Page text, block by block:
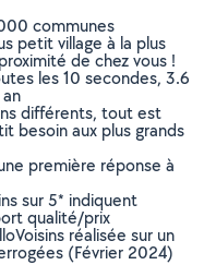
communes
petit village à la plus
de chez vous !
les 10 secondes, 3.6
différents, tout est
besoin aux plus grands
première réponse à
sur 5* indiquent
qualité/prix
réalisée sur un
(Février 2024)